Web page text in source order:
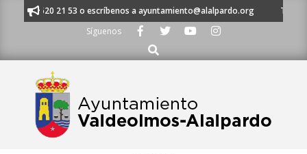
al 91 620 21 53 o escríbenos a ayuntamiento@alalpardo.org
TE
Síguenos
Buscar